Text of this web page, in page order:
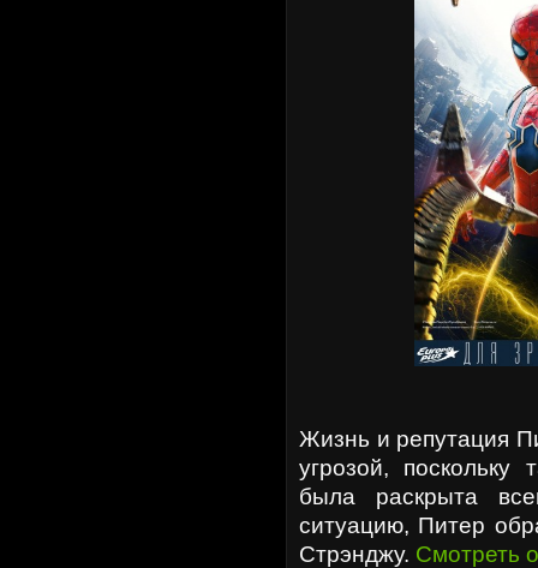
Жизнь и репутация
угрозой, поскольку
была раскрыта
ситуацию, Питер
Стрэнджу. Смотреть